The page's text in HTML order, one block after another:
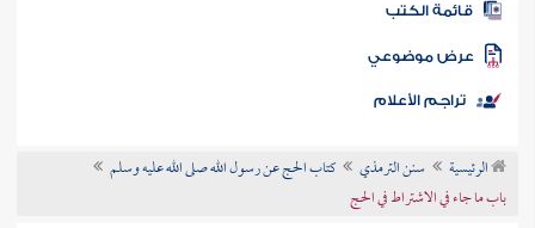
المكتبة
الكتب
موضوعي
تراجم الأعلام
الرئيسية سنن الترمذي
كتاب الحج عن رسول الله صلى الله عليه وسلم
باب ما جاء في الاشتراط في الحج